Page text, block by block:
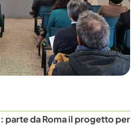
parte da Roma il progetto per